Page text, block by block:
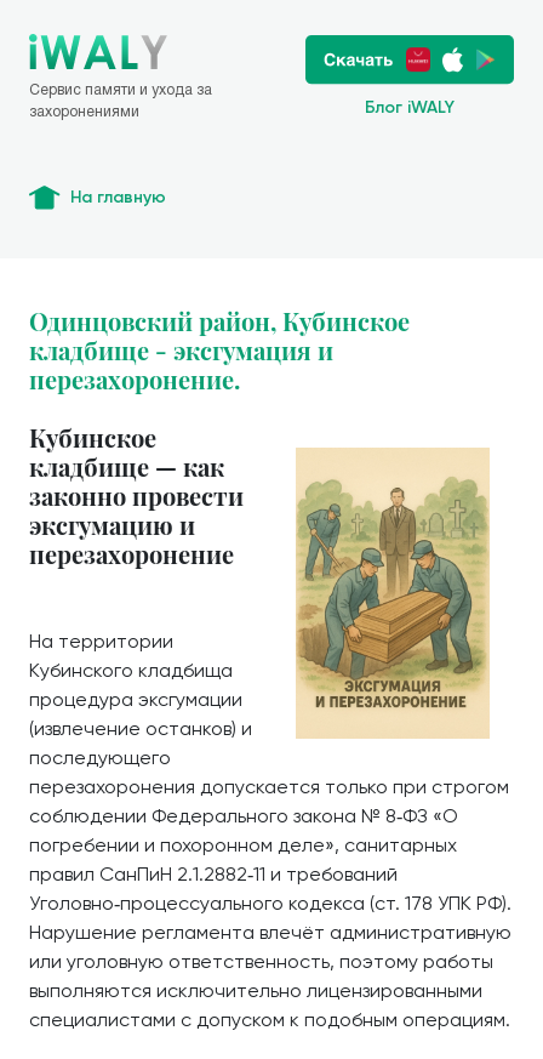
Сервис памяти и ухода за
захоронениями
Блог iWALY
На главную
Одинцовский район, Кубинское
кладбище - эксгумация и
перезахоронение.
Кубинское
кладбище — как
законно провести
эксгумацию и
перезахоронение
На территории
Кубинского кладбища
процедура эксгумации
(извлечение останков) и
последующего
перезахоронения допускается только при строгом
соблюдении Федерального закона № 8‑ФЗ «О
погребении и похоронном деле», санитарных
правил СанПиН 2.1.2882‑11 и требований
Уголовно‑процессуального кодекса (ст. 178 УПК РФ).
Нарушение регламента влечёт административную
или уголовную ответственность, поэтому работы
выполняются исключительно лицензированными
специалистами с допуском к подобным операциям.